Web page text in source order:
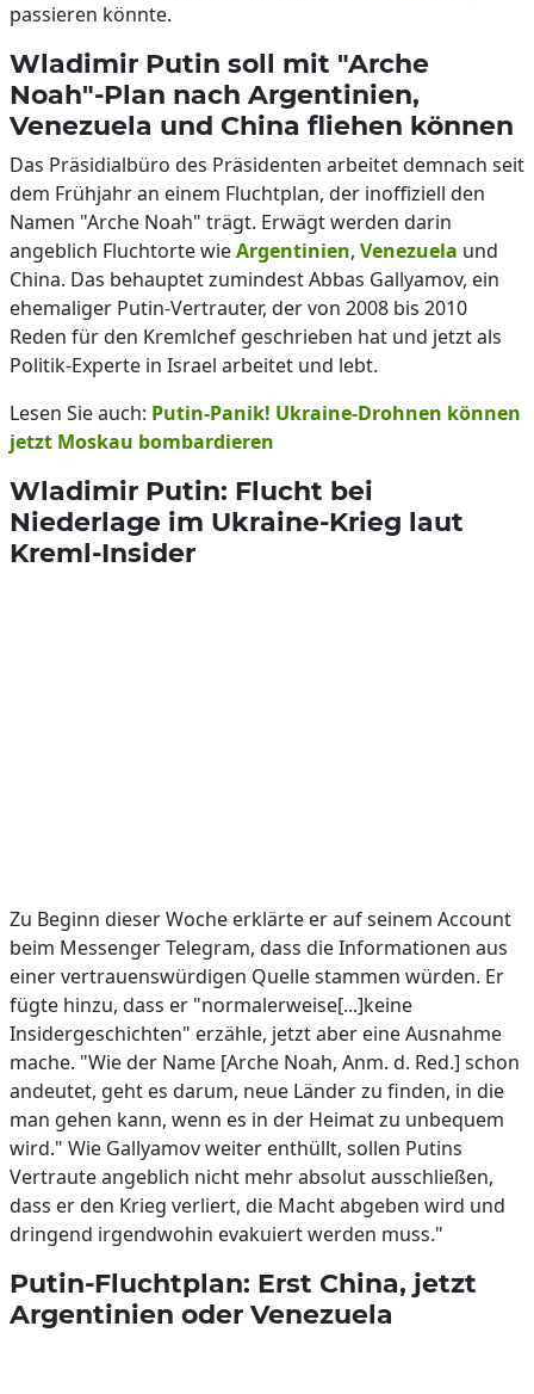
passieren könnte.
Wladimir Putin soll mit "Arche
Noah"-Plan nach Argentinien,
Venezuela und China fliehen können
Das Präsidialbüro des Präsidenten arbeitet demnach seit
dem Frühjahr an einem Fluchtplan, der inoffiziell den
Namen "Arche Noah" trägt. Erwägt werden darin
angeblich Fluchtorte wieArgentinien, Venezuela und
China. Das behauptet zumindest Abbas Gallyamov, ein
ehemaliger Putin-Vertrauter, der von 2008 bis 2010
Reden für den Kremlchef geschrieben hat und jetzt als
Politik-Experte in Israel arbeitet und lebt.
Lesen Sie auch: Putin-Panik! Ukraine-Drohnen können
jetzt Moskau bombardieren
Wladimir Putin: Flucht bei
Niederlage im Ukraine-Krieg laut
Kreml-Insider
Zu Beginn dieser Woche erklärte er auf seinem Account
beim Messenger Telegram, dass die Informationen aus
einer vertrauenswürdigen Quelle stammen würden. Er
fügte hinzu, dass er "normalerweise[...]keine
Insidergeschichten" erzähle, jetzt aber eine Ausnahme
mache. "Wie der Name [Arche Noah, Anm. d. Red.] schon
andeutet, geht es darum, neue Länder zu finden, in die
man gehen kann, wenn es in der Heimat zu unbequem
wird." Wie Gallyamov weiter enthüllt, sollen Putins
Vertraute angeblich nicht mehr absolut ausschließen,
dass er den Krieg verliert, die Macht abgeben wird und
dringend irgendwohin evakuiert werden muss."
Putin-Fluchtplan: Erst China, jetzt
Argentinien oder Venezuela